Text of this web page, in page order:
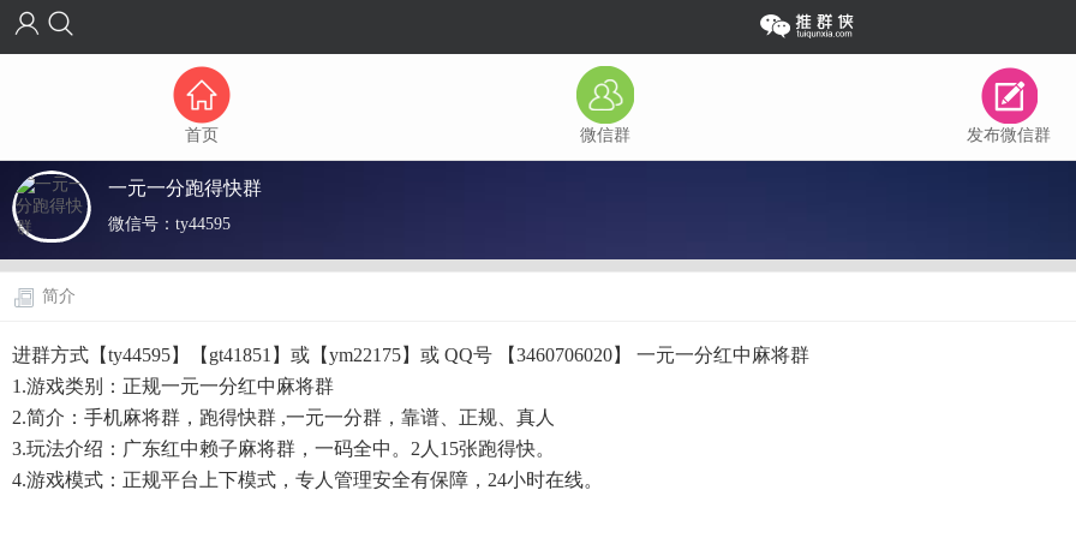
首页 微信群 发布微信群
一元一分跑得快群
微信号： ty44595
简介
进群方式【ty44595】【gt41851】或【ym22175】或 QQ号 【3460706020】 一元一分红中麻将群
1.游戏类别：正规一元一分红中麻将群
2.简介：手机麻将群，跑得快群 ,一元一分群，靠谱、正规、真人
3.玩法介绍：广东红中赖子麻将群，一码全中。2人15张跑得快。
4.游戏模式：正规平台上下模式，专人管理安全有保障，24小时在线。